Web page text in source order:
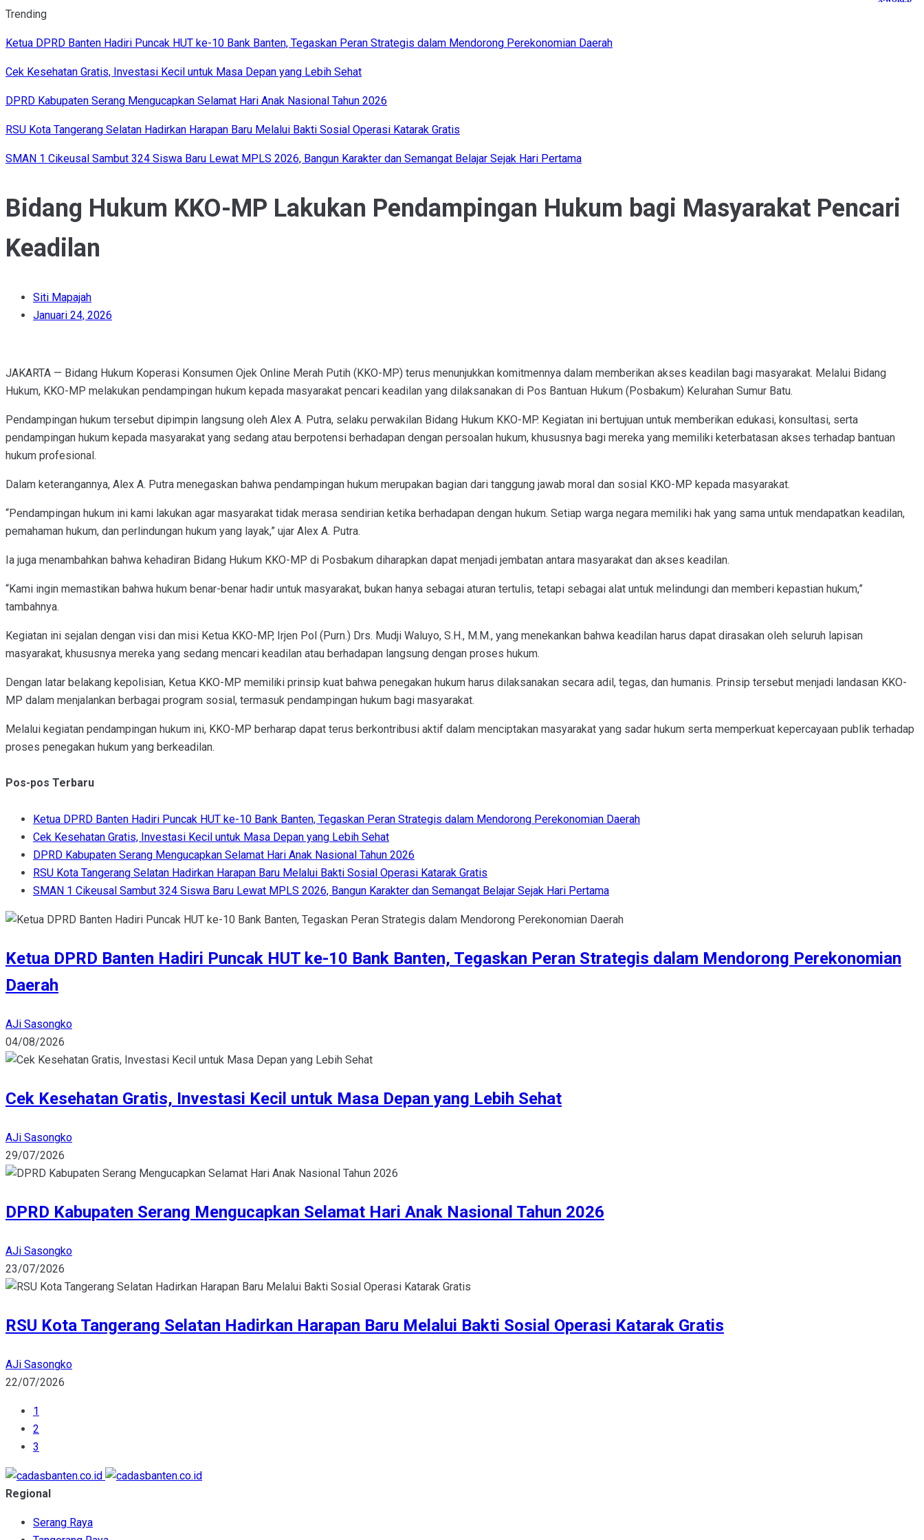
Trending
Ketua DPRD Banten Hadiri Puncak HUT ke-10 Bank Banten, Tegaskan Peran Strategis dalam Mendorong Perekonomian Daerah
Cek Kesehatan Gratis, Investasi Kecil untuk Masa Depan yang Lebih Sehat
DPRD Kabupaten Serang Mengucapkan Selamat Hari Anak Nasional Tahun 2026
RSU Kota Tangerang Selatan Hadirkan Harapan Baru Melalui Bakti Sosial Operasi Katarak Gratis
SMAN 1 Cikeusal Sambut 324 Siswa Baru Lewat MPLS 2026, Bangun Karakter dan Semangat Belajar Sejak Hari Pertama
Bidang Hukum KKO-MP Lakukan Pendampingan Hukum bagi Masyarakat Pencari
Keadilan
Siti Mapajah
Januari 24, 2026
JAKARTA — Bidang Hukum Koperasi Konsumen Ojek Online Merah Putih (KKO-MP) terus menunjukkan komitmennya dalam memberikan akses keadilan bagi masyarakat. Melalui Bidang
Hukum, KKO-MP melakukan pendampingan hukum kepada masyarakat pencari keadilan yang dilaksanakan di Pos Bantuan Hukum (Posbakum) Kelurahan Sumur Batu.
Pendampingan hukum tersebut dipimpin langsung oleh Alex A. Putra, selaku perwakilan Bidang Hukum KKO-MP. Kegiatan ini bertujuan untuk memberikan edukasi, konsultasi, serta
pendampingan hukum kepada masyarakat yang sedang atau berpotensi berhadapan dengan persoalan hukum, khususnya bagi mereka yang memiliki keterbatasan akses terhadap bantuan
hukum profesional.
Dalam keterangannya, Alex A. Putra menegaskan bahwa pendampingan hukum merupakan bagian dari tanggung jawab moral dan sosial KKO-MP kepada masyarakat.
“Pendampingan hukum ini kami lakukan agar masyarakat tidak merasa sendirian ketika berhadapan dengan hukum. Setiap warga negara memiliki hak yang sama untuk mendapatkan keadilan,
pemahaman hukum, dan perlindungan hukum yang layak,” ujar Alex A. Putra.
Ia juga menambahkan bahwa kehadiran Bidang Hukum KKO-MP di Posbakum diharapkan dapat menjadi jembatan antara masyarakat dan akses keadilan.
“Kami ingin memastikan bahwa hukum benar-benar hadir untuk masyarakat, bukan hanya sebagai aturan tertulis, tetapi sebagai alat untuk melindungi dan memberi kepastian hukum,”
tambahnya.
Kegiatan ini sejalan dengan visi dan misi Ketua KKO-MP, Irjen Pol (Purn.) Drs. Mudji Waluyo, S.H., M.M., yang menekankan bahwa keadilan harus dapat dirasakan oleh seluruh lapisan
masyarakat, khususnya mereka yang sedang mencari keadilan atau berhadapan langsung dengan proses hukum.
Dengan latar belakang kepolisian, Ketua KKO-MP memiliki prinsip kuat bahwa penegakan hukum harus dilaksanakan secara adil, tegas, dan humanis. Prinsip tersebut menjadi landasan KKO-
MP dalam menjalankan berbagai program sosial, termasuk pendampingan hukum bagi masyarakat.
Melalui kegiatan pendampingan hukum ini, KKO-MP berharap dapat terus berkontribusi aktif dalam menciptakan masyarakat yang sadar hukum serta memperkuat kepercayaan publik terhadap
proses penegakan hukum yang berkeadilan.
Pos-pos Terbaru
Ketua DPRD Banten Hadiri Puncak HUT ke-10 Bank Banten, Tegaskan Peran Strategis dalam Mendorong Perekonomian Daerah
Cek Kesehatan Gratis, Investasi Kecil untuk Masa Depan yang Lebih Sehat
DPRD Kabupaten Serang Mengucapkan Selamat Hari Anak Nasional Tahun 2026
RSU Kota Tangerang Selatan Hadirkan Harapan Baru Melalui Bakti Sosial Operasi Katarak Gratis
SMAN 1 Cikeusal Sambut 324 Siswa Baru Lewat MPLS 2026, Bangun Karakter dan Semangat Belajar Sejak Hari Pertama
Ketua DPRD Banten Hadiri Puncak HUT ke-10 Bank Banten, Tegaskan Peran Strategis dalam Mendorong Perekonomian
Daerah
AJi Sasongko
04/08/2026
Cek Kesehatan Gratis, Investasi Kecil untuk Masa Depan yang Lebih Sehat
AJi Sasongko
29/07/2026
DPRD Kabupaten Serang Mengucapkan Selamat Hari Anak Nasional Tahun 2026
AJi Sasongko
23/07/2026
RSU Kota Tangerang Selatan Hadirkan Harapan Baru Melalui Bakti Sosial Operasi Katarak Gratis
AJi Sasongko
22/07/2026
1
2
3
Regional
Serang Raya